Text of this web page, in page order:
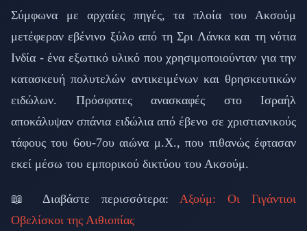
Σύμφωνα με αρχαίες πηγές, τα πλοία του Ακσούμ
μετέφεραν εβένινο ξύλο από τη Σρι Λάνκα και τη νότια
Ινδία - ένα εξωτικό υλικό που χρησιμοποιούνταν για την
κατασκευή πολυτελών αντικειμένων και θρησκευτικών
ειδώλων. Πρόσφατες ανασκαφές στο Ισραήλ
αποκάλυψαν σπάνια ειδώλια από έβενο σε χριστιανικούς
τάφους του 6ου-7ου αιώνα μ.Χ., που πιθανώς έφτασαν
εκεί μέσω του εμπορικού δικτύου του Ακσούμ.
📖 Διαβάστε περισσότερα: Αξούμ: Οι Γιγάντιοι
Οβελίσκοι της Αιθιοπίας